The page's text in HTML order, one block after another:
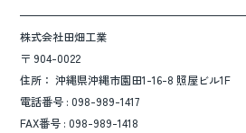
株式会社田畑工業
〒 904-0022
住所： 沖縄県沖縄市園田1-16-8 照屋ビル1F
電話番号 : 098-989-1417
FAX番号 : 098-989-1418